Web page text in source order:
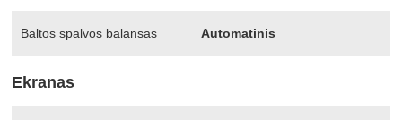
Baltos spalvos balansas Automatinis
Ekranas